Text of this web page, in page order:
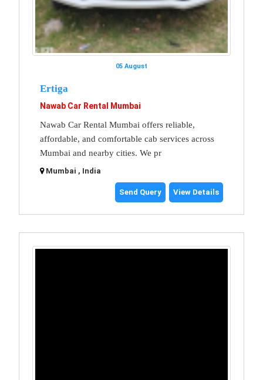
05 August
Ertiga
Nawab Car Rental Mumbai
Nawab Car Rental Mumbai offers reliable,
affordable, and comfortable cab services across
Mumbai and nearby cities. We pr
Mumbai , India
Send Query View Details